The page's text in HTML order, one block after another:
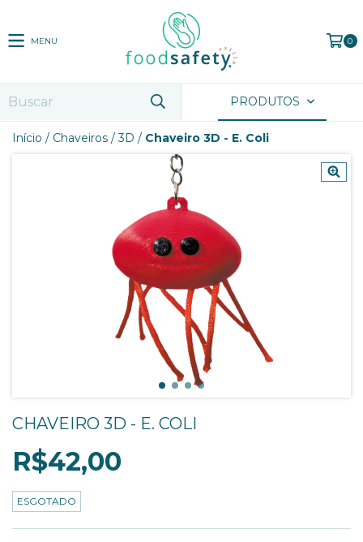
MENU 0
PRODUTOS
Início / Chaveiros / 3D / Chaveiro 3D - E. Coli
CHAVEIRO 3D - E. COLI
R$42,00
ESGOTADO